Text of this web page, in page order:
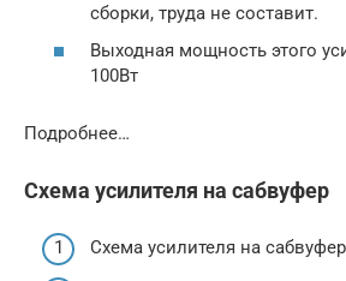
сборки, труда не составит.
Выходная мощность этого
100Вт
Подробнее…
Схема усилителя на сабвуфер
Схема усилителя на сабвуфер